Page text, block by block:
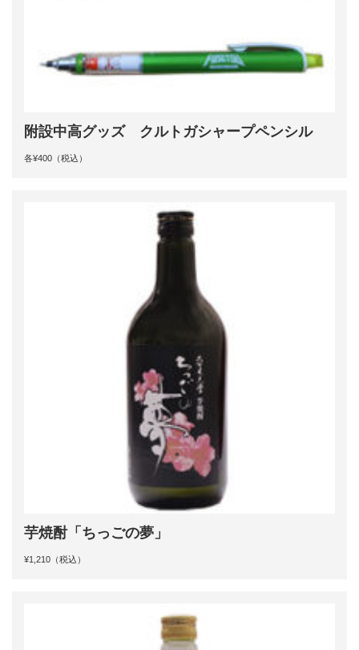
附設中高グッズ クルトガシャープペンシル
各¥400（税込）
芋焼酎「ちっごの夢」
¥1,210（税込）